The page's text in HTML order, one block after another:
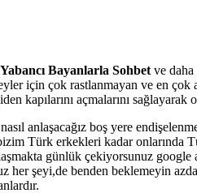
Yabancı Bayanlarla Sohbet ve daha
için çok rastlanmayan ve en çok
kapılarını açmalarını
anlaşacağız boş yere
Türk erkekleri kadar
günlük çekiyorsunuz
şeyi,de benden beklemeyin